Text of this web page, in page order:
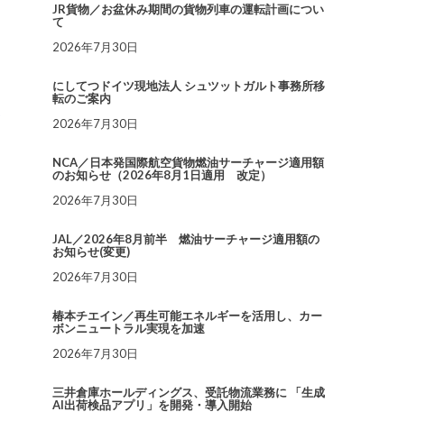
JR貨物／お盆休み期間の貨物列車の運転計画につい
て
2026年7月30日
にしてつドイツ現地法人 シュツットガルト事務所移
転のご案内
2026年7月30日
NCA／日本発国際航空貨物燃油サーチャージ適用額
のお知らせ（2026年8月1日適用 改定）
2026年7月30日
JAL／2026年8月前半 燃油サーチャージ適用額の
お知らせ(変更)
2026年7月30日
椿本チエイン／再生可能エネルギーを活用し、カー
ボンニュートラル実現を加速
2026年7月30日
三井倉庫ホールディングス、受託物流業務に 「生成
AI出荷検品アプリ」を開発・導入開始